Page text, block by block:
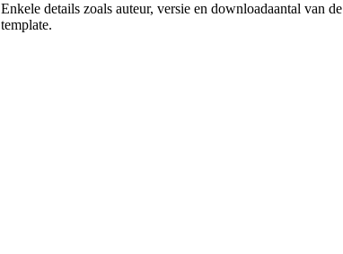
Enkele details zoals auteur, versie en downloadaantal van de
template.